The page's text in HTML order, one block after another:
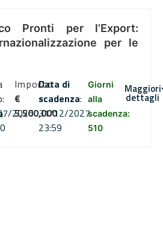
Pronti per l’Export:
per le
2026
Importo
€
5,500,000
Data di
scadenza:
31/12/2027
23:59
Giorni
alla
scadenza:
510
Maggiori
dettagli